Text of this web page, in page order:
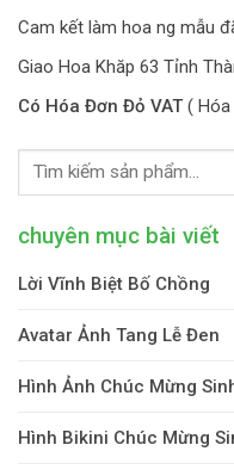
Cam kết làm hoa ng mẫu
Giao Hoa Khăp 63 Tỉnh
Có Hóa Đơn Đỏ VAT (
chuyên mục bài viết
Lời Vĩnh Biệt Bố Chồng
Avatar Ảnh Tang Lễ Đen
Hình Ảnh Chúc Mừng
Hình Bikini Chúc Mừng